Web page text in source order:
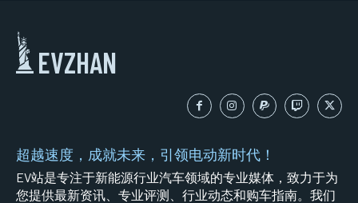
EVZHAN
超越速度，成就未来，引领电动新时代！
EV站是专注于新能源行业汽车领域的专业媒体，致力于为
您提供最新资讯、专业评测、行业动态和购车指南。我们